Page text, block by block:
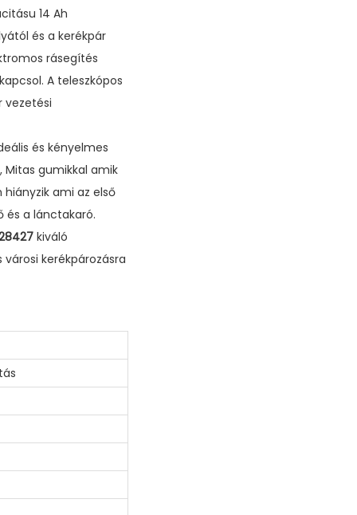
14 Ah
és a kerékpár
rásegítés
A teleszkópos
vezetési
és kényelmes
Mitas gumikkal amik
ami az első
és a lánctakaró.
kiváló
kerékpározásra